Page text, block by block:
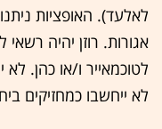
אגורות. רוזן יהיה
לטוכמאייר ו/או כהן.
לא ייחשבו כמחזיקים